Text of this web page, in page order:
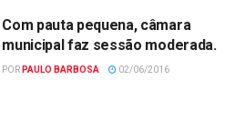
Com pauta pequena, câmara
municipal faz sessão moderada.
POR PAULO BARBOSA 02/06/2016